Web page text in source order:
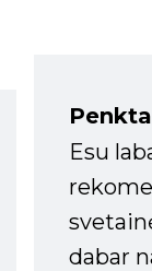
Esu
dabar